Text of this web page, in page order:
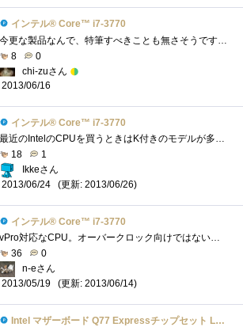
インテル® Core™ i7-3770
8
0
chi-zuさん
2013/06/16
インテル® Core™ i7-3770
18
1
Ikkeさん
2013/06/24
(更新: 2013/06/26)
インテル® Core™ i7-3770
36
0
n-eさん
2013/05/19
(更新: 2013/06/14)
Intel マザーボード Q77 Expressチップセット LGA1155 BOXDQ77MK 【Micro-ATX】